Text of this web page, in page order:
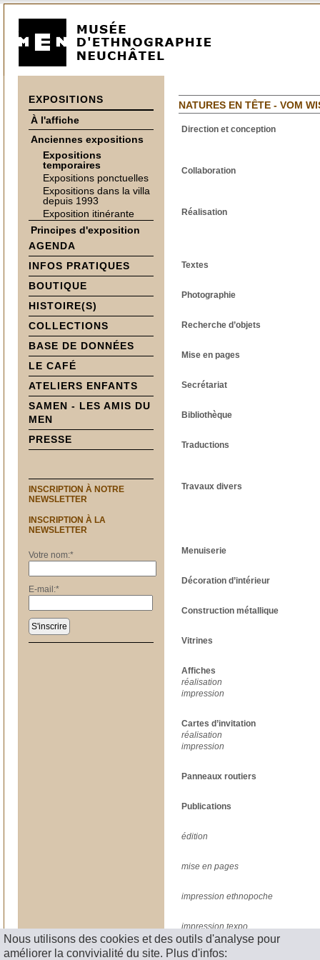
Nous utilisons des cookies et des outils d'analyse pour
améliorer la convivialité du site. Plus d'infos:
EXPOSITIONS
À l'affiche
Anciennes expositions
Expositions
temporaires
Expositions ponctuelles
Expositions dans la villa
depuis 1993
Exposition itinérante
Principes d'exposition
AGENDA
INFOS PRATIQUES
BOUTIQUE
HISTOIRE(S)
COLLECTIONS
BASE DE DONNÉES
LE CAFÉ
ATELIERS ENFANTS
SAMEN - LES AMIS DU
MEN
PRESSE
INSCRIPTION À NOTRE
NEWSLETTER
INSCRIPTION À LA
NEWSLETTER
Votre nom:*
E-mail:*
S'inscrire
NATURES EN TÊTE - VOM
Direction et conception
Collaboration
Réalisation
Textes
Photographie
Recherche d’objets
Mise en pages
Secrétariat
Bibliothèque
Traductions
Travaux divers
Menuiserie
Décoration d’intérieur
Construction métallique
Vitrines
Affiches
réalisation
impression
Cartes d’invitation
réalisation
impression
Panneaux routiers
Publications
édition
mise en pages
impression ethnopoche
impression texpo